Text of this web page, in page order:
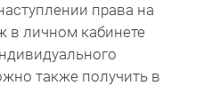
права на
в личном кабинете
также получить в